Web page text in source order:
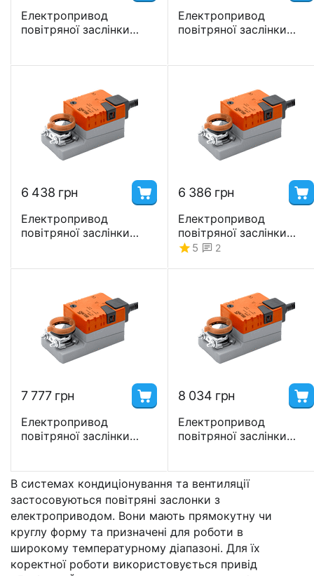
В системах кондиціонування та вентиляції
застосовуються повітряні заслонки з
електроприводом. Вони мають прямокутну чи
круглу форму та призначені для роботи в
широкому температурному діапазоні. Для їх
коректної роботи використовується привід
Електропривод
повітряної заслінки
Електропривод
повітряної заслінки
6 438 грн
Електропривод
повітряної заслінки
6 386 грн
Електропривод
повітряної заслінки
Belimo LM230A-TP
5 2
7 777 грн
Електропривод
повітряної заслінки
8 034 грн
Електропривод
повітряної заслінки